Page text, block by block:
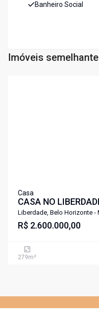
Banheiro Social
Imóveis
Casa
CASA NO
Liberdade, Belo Horizonte -
R$ 2.600.000,00
279m²